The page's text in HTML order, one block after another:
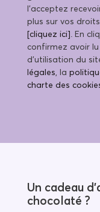
l’acceptez
plus sur vos
[cliquez ici] . En
confirmez avoir
d’utilisation du
légales, la
charte des
Un cadeau
chocolaté ?